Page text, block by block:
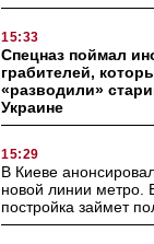
15:33
Спецназ поймал
грабителей,
«разводили»
Украине
15:29
В Киеве
новой линии метро.
постройка займет